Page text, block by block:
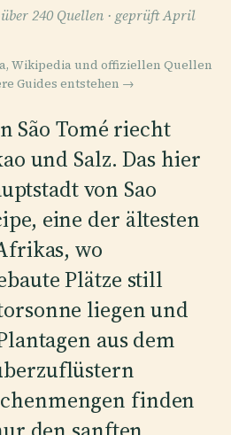
240 Quellen · geprüft April
Wikipedia und offiziellen Quellen
Guides entstehen →
São Tomé riecht
und Salz. Das hier
von Sao
eine der ältesten
wo
Plätze still
liegen und
aus dem
finden